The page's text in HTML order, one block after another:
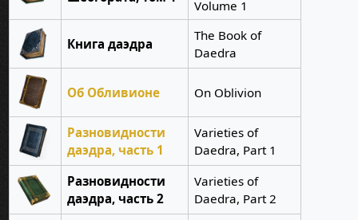
Volume 1
Книга даэдра
The Book of
Daedra
Об Обливионе On Oblivion
Разновидности
даэдра, часть 1
Varieties of
Daedra, Part 1
Разновидности
даэдра, часть 2
Varieties of
Daedra, Part 2